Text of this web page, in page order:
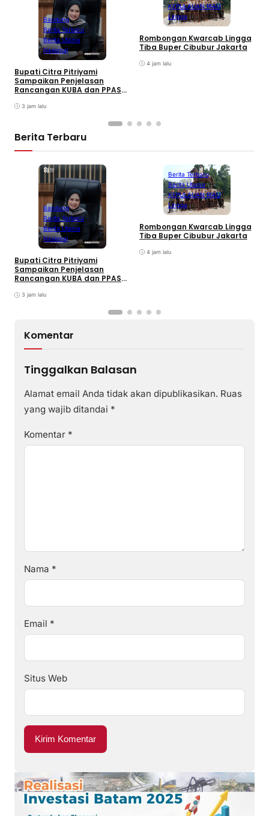
Bandung
Berita Terbaru
Berita Utama
Nasional
Bupati Citra Pitriyami
Sampaikan Penjelasan
Rancangan KUBA dan PPASP
3 jam lalu
KEPULAUAN RIAU
Lingga
Rombongan Kwarcab Lingga
Tiba Buper Cibubur Jakarta
4 jam lalu
Berita Terbaru
Bandung
Berita Terbaru
Berita Utama
Nasional
Bupati Citra Pitriyami
Sampaikan Penjelasan
Rancangan KUBA dan PPASP
3 jam lalu
Berita Terbaru
Berita Utama
KEPULAUAN RIAU
Lingga
Rombongan Kwarcab Lingga
Tiba Buper Cibubur Jakarta
4 jam lalu
Komentar
Tinggalkan Balasan
Alamat email Anda tidak akan dipublikasikan. Ruas
yang wajib ditandai *
Komentar *
Nama *
Email *
Situs Web